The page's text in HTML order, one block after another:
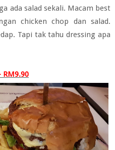
ada salad sekali. Macam best
chicken chop dan salad.
Tapi tak tahu dressing apa
RM9.90